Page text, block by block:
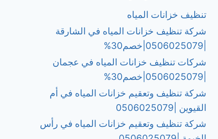
تنظيف خزانات المياه
شركة تنظيف خزانات المياه في الشارقة
شركات تنظيف خزانات المياه في عجمان
شركة تنظيف وتعقيم خزانات المياه في أم
القيوين |0506025079
شركة تنظيف وتعقيم خزانات المياه في رأس